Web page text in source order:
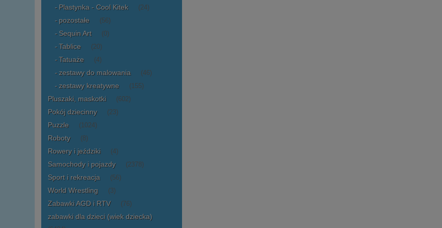
Plastynka - Cool Kitek (24)
pozostałe (56)
Sequin Art (0)
Tablice (20)
Tatuaże (4)
zestawy do malowania (46)
zestawy kreatywne (155)
Pluszaki, maskotki (602)
Pokój dziecinny (23)
Puzzle (1024)
Roboty (8)
Rowery i jeździki (4)
Samochody i pojazdy (2378)
Sport i rekreacja (56)
World Wrestling (3)
Zabawki AGD i RTV (76)
zabawki dla dzieci (wiek dziecka)